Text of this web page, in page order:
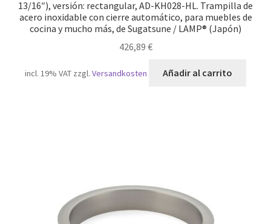
13/16″), versión: rectangular, AD-KH028-HL. Trampilla de
acero inoxidable con cierre automático, para muebles de
cocina y mucho más, de Sugatsune / LAMP® (Japón)
426,89 €
incl. 19% VAT zzgl.Versandkosten Añadir al carrito